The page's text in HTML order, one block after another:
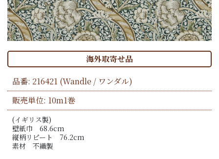
海外取寄せ品
品番: 216421 (Wandle / ワンダル)
販売単位: 10m1巻
(イギリス製)
壁紙巾 68.6cm
縦柄リピート 76.2cm
素材 不織製